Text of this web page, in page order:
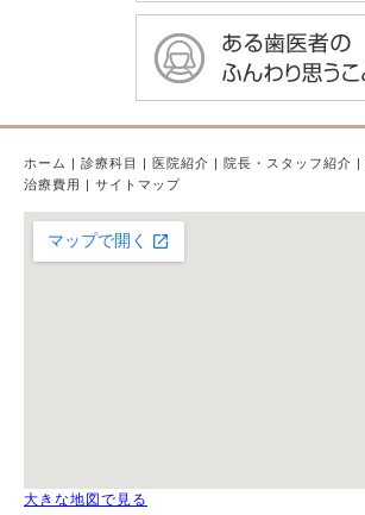
ホーム 診療科目 医院紹介 院長・スタッフ紹介
治療費用
サイトマップ
大きな地図で見る